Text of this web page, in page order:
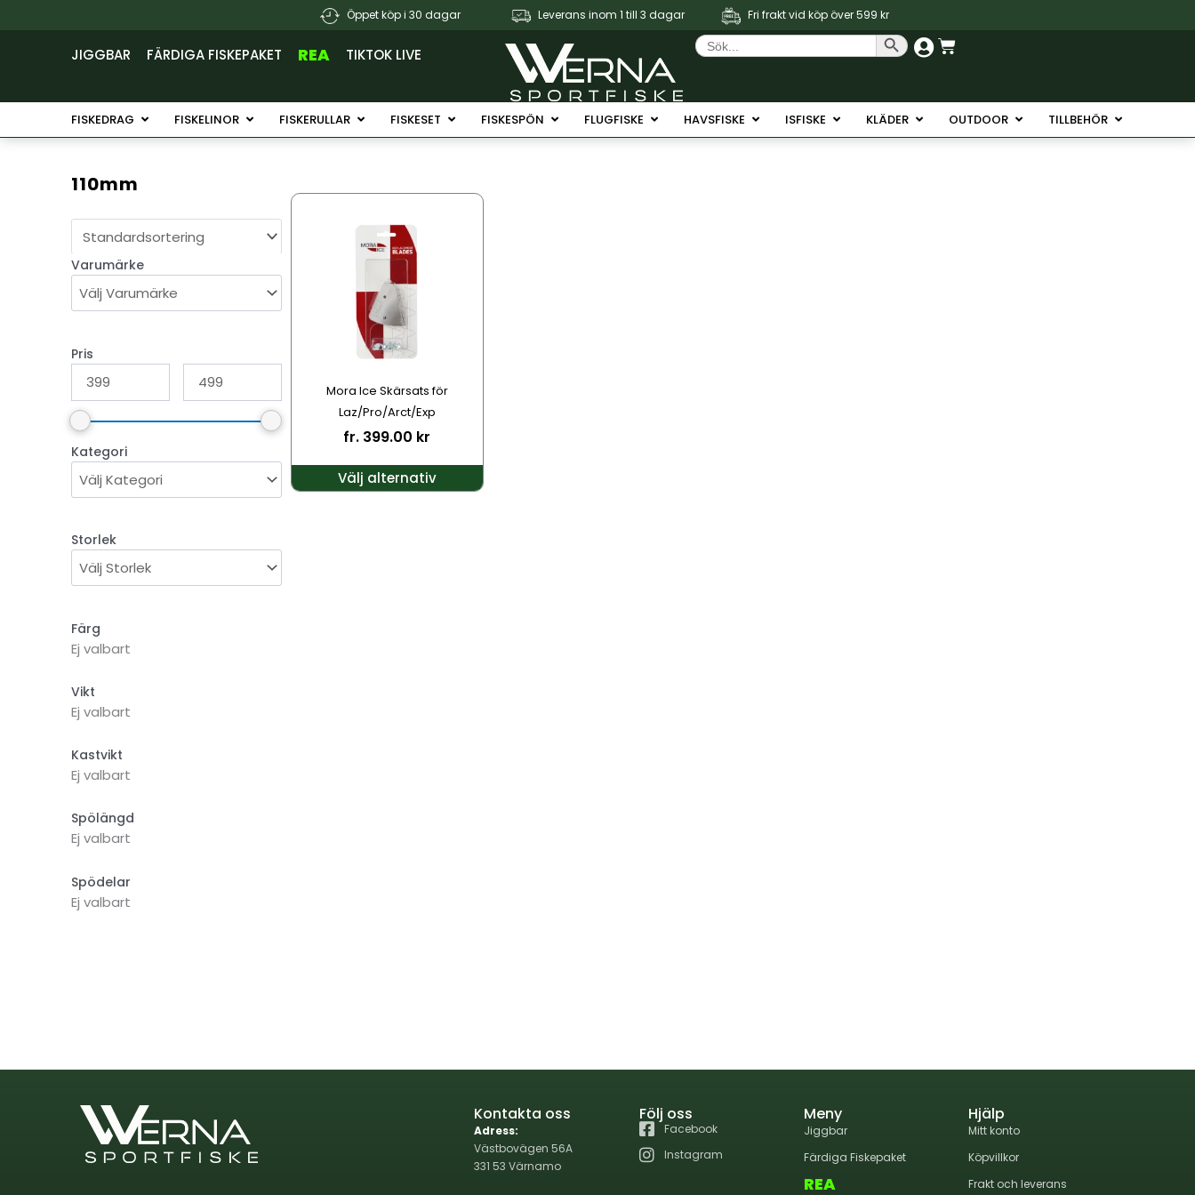
Öppet köp i 30 dagar Leverans inom 1 till 3 dagar Fri frakt vid köp över 599 kr
JIGGBAR FÄRDIGA FISKEPAKET REA TIKTOK LIVE
Sök
efter:
Sökknapp Varukorg
FISKEDRAG Öppna Fiskedrag
FISKELINOR Öppna Fiskelinor
FISKERULLAR Öppna Fiskerullar
FISKESET Öppna Fiskeset
FISKESPÖN Öppna Fiskespön
FLUGFISKE Öppna Flugfiske
HAVSFISKE Öppna Havsfiske
ISFISKE Öppna Isfiske
KLÄDER Öppna Kläder
OUTDOOR Öppna Outdoor
TILLBEHÖR Öppna
110mm
Varumärke
Pris
Kategori
Storlek
Färg
Ej valbart
Vikt
Ej valbart
Kastvikt
Ej valbart
Spölängd
Ej valbart
Spödelar
Ej valbart
Mora Ice Skärsats för
Laz/Pro/Arct/Exp
fr. 399.00 kr
Välj alternativ
Den
Kontakta oss
Adress:
Västbovägen 56A
331 53 Värnamo
Följ oss
Facebook
Instagram
Meny
Jiggbar
Färdiga Fiskepaket
REA
Hjälp
Mitt konto
Köpvillkor
Frakt och leverans